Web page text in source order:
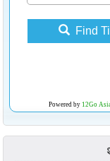
Find
Powered by 12Go